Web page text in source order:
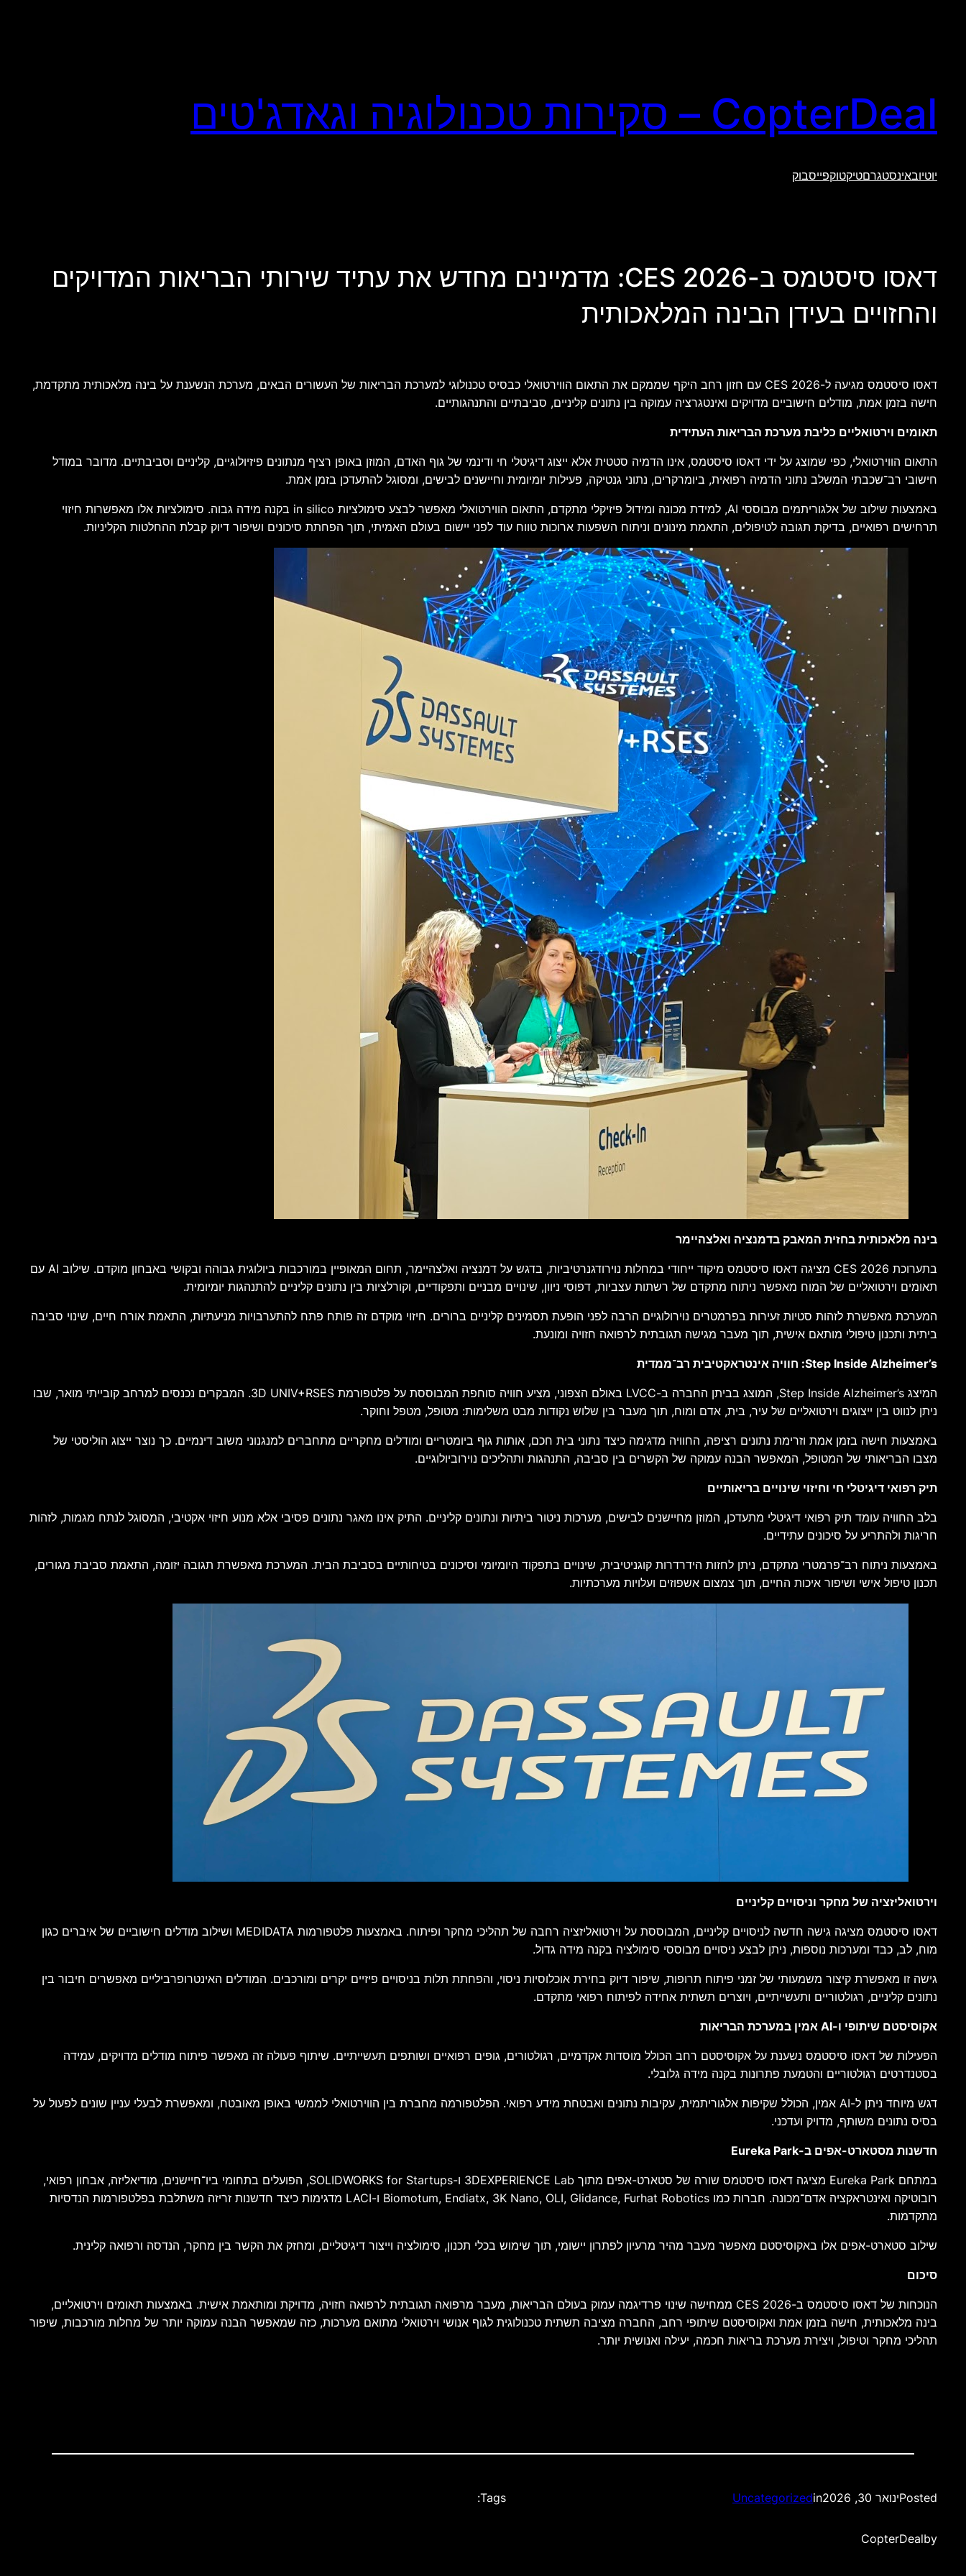
CopterDeal – סקירות טכנולוגיה וגאדג'טים
יוטיובאינסטגרםטיקטוקפייסבוק
דאסו סיסטמס ב-CES 2026: מדמיינים מחדש את עתיד שירותי הבריאות המדויקים
והחזויים בעידן הבינה המלאכותית
דאסו סיסטמס מגיעה ל-CES 2026 עם חזון רחב היקף שממקם את התאום הווירטואלי כבסיס טכנולוגי למערכת הבריאות של העשורים הבאים, מערכת הנשענת על בינה מלאכותית מתקדמת,
חישה בזמן אמת, מודלים חישוביים מדויקים ואינטגרציה עמוקה בין נתונים קליניים, סביבתיים והתנהגותיים.
תאומים וירטואליים כליבת מערכת הבריאות העתידית
התאום הווירטואלי, כפי שמוצג על ידי דאסו סיסטמס, אינו הדמיה סטטית אלא ייצוג דיגיטלי חי ודינמי של גוף האדם, המוזן באופן רציף מנתונים פיזיולוגיים, קליניים וסביבתיים. מדובר במודל
חישובי רב־שכבתי המשלב נתוני הדמיה רפואית, ביומרקרים, נתוני גנטיקה, פעילות יומיומית וחיישנים לבישים, ומסוגל להתעדכן בזמן אמת.
באמצעות שילוב של אלגוריתמים מבוססי AI, למידת מכונה ומידול פיזיקלי מתקדם, התאום הווירטואלי מאפשר לבצע סימולציות in silico בקנה מידה גבוה. סימולציות אלו מאפשרות חיזוי
תרחישים רפואיים, בדיקת תגובה לטיפולים, התאמת מינונים וניתוח השפעות ארוכות טווח עוד לפני יישום בעולם האמיתי, תוך הפחתת סיכונים ושיפור דיוק קבלת ההחלטות הקליניות.
בינה מלאכותית בחזית המאבק בדמנציה ואלצהיימר
בתערוכת CES 2026 מציגה דאסו סיסטמס מיקוד ייחודי במחלות נוירודגנרטיביות, בדגש על דמנציה ואלצהיימר, תחום המאופיין במורכבות ביולוגית גבוהה ובקושי באבחון מוקדם. שילוב AI עם
תאומים וירטואליים של המוח מאפשר ניתוח מתקדם של רשתות עצביות, דפוסי ניוון, שינויים מבניים ותפקודיים, וקורלציות בין נתונים קליניים להתנהגות יומיומית.
המערכת מאפשרת לזהות סטיות זעירות בפרמטרים נוירולוגיים הרבה לפני הופעת תסמינים קליניים ברורים. חיזוי מוקדם זה פותח פתח להתערבויות מניעתיות, התאמת אורח חיים, שינוי סביבה
ביתית ותכנון טיפולי מותאם אישית, תוך מעבר מגישה תגובתית לרפואה חזויה ומונעת.
Step Inside Alzheimer’s: חוויה אינטראקטיבית רב־ממדית
המיצג Step Inside Alzheimer’s, המוצג בביתן החברה ב-LVCC באולם הצפוני, מציע חוויה סוחפת המבוססת על פלטפורמת 3D UNIV+RSES. המבקרים נכנסים למרחב קובייתי מואר, שבו
ניתן לנווט בין ייצוגים וירטואליים של עיר, בית, אדם ומוח, תוך מעבר בין שלוש נקודות מבט משלימות: מטופל, מטפל וחוקר.
באמצעות חישה בזמן אמת וזרימת נתונים רציפה, החוויה מדגימה כיצד נתוני בית חכם, אותות גוף ביומטריים ומודלים מחקריים מתחברים למנגנוני משוב דינמיים. כך נוצר ייצוג הוליסטי של
מצבו הבריאותי של המטופל, המאפשר הבנה עמוקה של הקשרים בין סביבה, התנהגות ותהליכים נוירוביולוגיים.
תיק רפואי דיגיטלי חי וחיזוי שינויים בריאותיים
בלב החוויה עומד תיק רפואי דיגיטלי מתעדכן, המוזן מחיישנים לבישים, מערכות ניטור ביתיות ונתונים קליניים. התיק אינו מאגר נתונים פסיבי אלא מנוע חיזוי אקטיבי, המסוגל לנתח מגמות, לזהות
חריגות ולהתריע על סיכונים עתידיים.
באמצעות ניתוח רב־פרמטרי מתקדם, ניתן לחזות הידרדרות קוגניטיבית, שינויים בתפקוד היומיומי וסיכונים בטיחותיים בסביבת הבית. המערכת מאפשרת תגובה יזומה, התאמת סביבת מגורים,
תכנון טיפול אישי ושיפור איכות החיים, תוך צמצום אשפוזים ועלויות מערכתיות.
וירטואליזציה של מחקר וניסויים קליניים
דאסו סיסטמס מציגה גישה חדשה לניסויים קליניים, המבוססת על וירטואליזציה רחבה של תהליכי מחקר ופיתוח. באמצעות פלטפורמות MEDIDATA ושילוב מודלים חישוביים של איברים כגון
מוח, לב, כבד ומערכות נוספות, ניתן לבצע ניסויים מבוססי סימולציה בקנה מידה גדול.
גישה זו מאפשרת קיצור משמעותי של זמני פיתוח תרופות, שיפור דיוק בחירת אוכלוסיות ניסוי, והפחתת תלות בניסויים פיזיים יקרים ומורכבים. המודלים האינטרופרביליים מאפשרים חיבור בין
נתונים קליניים, רגולטוריים ותעשייתיים, ויוצרים תשתית אחידה לפיתוח רפואי מתקדם.
אקוסיסטם שיתופי ו-AI אמין במערכת הבריאות
הפעילות של דאסו סיסטמס נשענת על אקוסיסטם רחב הכולל מוסדות אקדמיים, רגולטורים, גופים רפואיים ושותפים תעשייתיים. שיתוף פעולה זה מאפשר פיתוח מודלים מדויקים, עמידה
בסטנדרטים רגולטוריים והטמעת פתרונות בקנה מידה גלובלי.
דגש מיוחד ניתן ל-AI אמין, הכולל שקיפות אלגוריתמית, עקיבות נתונים ואבטחת מידע רפואי. הפלטפורמה מחברת בין הווירטואלי לממשי באופן מאובטח, ומאפשרת לבעלי עניין שונים לפעול על
בסיס נתונים משותף, מדויק ועדכני.
חדשנות מסטארט-אפים ב-Eureka Park
במתחם Eureka Park מציגה דאסו סיסטמס שורה של סטארט-אפים מתוך 3DEXPERIENCE Lab ו-SOLIDWORKS for Startups, הפועלים בתחומי ביו־חיישנים, מודיאליזה, אבחון רפואי,
רובוטיקה ואינטראקציה אדם־מכונה. חברות כמו Biomotum, Endiatx, 3K Nano, OLI, Glidance, Furhat Robotics ו-LACI מדגימות כיצד חדשנות זריזה משתלבת בפלטפורמות הנדסיות
מתקדמות.
שילוב סטארט-אפים אלו באקוסיסטם מאפשר מעבר מהיר מרעיון לפתרון יישומי, תוך שימוש בכלי תכנון, סימולציה וייצור דיגיטליים, ומחזק את הקשר בין מחקר, הנדסה ורפואה קלינית.
סיכום
הנוכחות של דאסו סיסטמס ב-CES 2026 ממחישה שינוי פרדיגמה עמוק בעולם הבריאות, מעבר מרפואה תגובתית לרפואה חזויה, מדויקת ומותאמת אישית. באמצעות תאומים וירטואליים,
בינה מלאכותית, חישה בזמן אמת ואקוסיסטם שיתופי רחב, החברה מציבה תשתית טכנולוגית לגוף אנושי וירטואלי מתואם מערכות, כזה שמאפשר הבנה עמוקה יותר של מחלות מורכבות, שיפור
תהליכי מחקר וטיפול, ויצירת מערכת בריאות חכמה, יעילה ואנושית יותר.
Postedינואר 30, 2026 in
Uncategorized
by
CopterDeal
Tags: